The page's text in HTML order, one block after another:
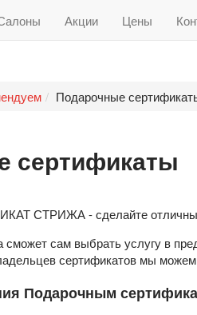
Акции Цены
Подарочные
сертификаты
СТРИЖА - сделайте отличный
сам выбрать услугу в
сертификатов мы
Подарочным